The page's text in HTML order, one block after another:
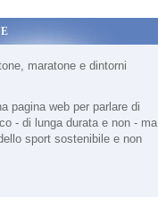
maratone e dintorni
pagina web per parlare di
- di lunga durata e non - ma
sport sostenibile e non